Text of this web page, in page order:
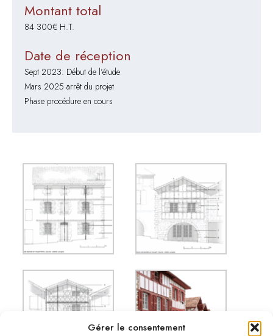
Gérer le consentement
Montant total
84 300€ H.T.
Date de réception
Sept 2023: Début de l’étude
Mars 2025 arrêt du projet
Phase procédure en cours